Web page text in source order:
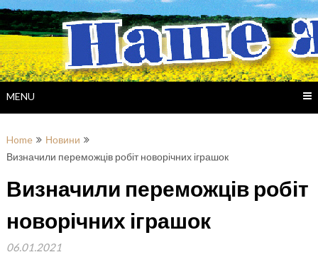
Skip
to
content
MENU
Home
Новини
Визначили переможців робіт новорічних іграшок
Визначили переможців робіт
новорічних іграшок
06.01.2021